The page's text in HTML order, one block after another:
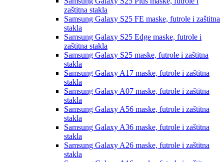
zaštitna stakla
Samsung Galaxy S25 FE maske, futrole i zaštitna
stakla
Samsung Galaxy S25 Edge maske, futrole i
zaštitna stakla
Samsung Galaxy S25 maske, futrole i zaštitna
stakla
Samsung Galaxy A17 maske, futrole i zaštitna
stakla
Samsung Galaxy A07 maske, futrole i zaštitna
stakla
Samsung Galaxy A56 maske, futrole i zaštitna
stakla
Samsung Galaxy A36 maske, futrole i zaštitna
stakla
Samsung Galaxy A26 maske, futrole i zaštitna
stakla